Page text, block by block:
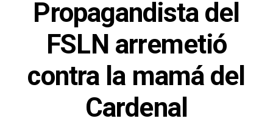
Propagandista del
FSLN arremetió
contra la mamá del
Cardenal